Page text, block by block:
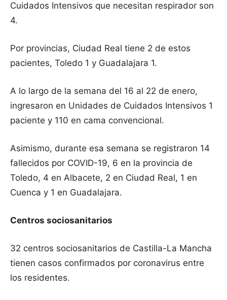
Cuidados Intensivos que necesitan respirador son
4.
Por provincias, Ciudad Real tiene 2 de estos
pacientes, Toledo 1 y Guadalajara 1.
A lo largo de la semana del 16 al 22 de enero,
ingresaron en Unidades de Cuidados Intensivos 1
paciente y 110 en cama convencional.
Asimismo, durante esa semana se registraron 14
fallecidos por COVID-19, 6 en la provincia de
Toledo, 4 en Albacete, 2 en Ciudad Real, 1 en
Cuenca y 1 en Guadalajara.
Centros sociosanitarios
32 centros sociosanitarios de Castilla-La Mancha
tienen casos confirmados por coronavirus entre
los residentes.